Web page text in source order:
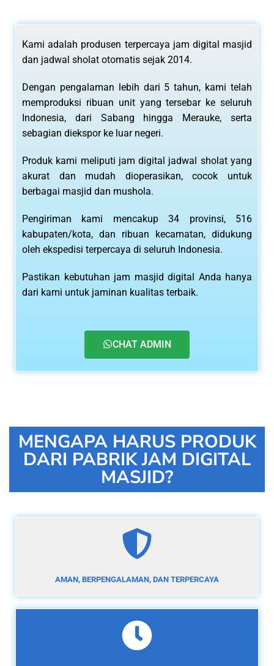
Kami adalah produsen terpercaya jam digital masjid
dan jadwal sholat otomatis sejak 2014.
Dengan pengalaman lebih dari 5 tahun, kami telah
memproduksi ribuan unit yang tersebar ke seluruh
Indonesia, dari Sabang hingga Merauke, serta
sebagian diekspor ke luar negeri.
Produk kami meliputi jam digital jadwal sholat yang
akurat dan mudah dioperasikan, cocok untuk
berbagai masjid dan mushola.
Pengiriman kami mencakup 34 provinsi, 516
kabupaten/kota, dan ribuan kecamatan, didukung
oleh ekspedisi terpercaya di seluruh Indonesia.
Pastikan kebutuhan jam masjid digital Anda hanya
dari kami untuk jaminan kualitas terbaik.
CHAT ADMIN
MENGAPA HARUS PRODUK
DARI PABRIK JAM DIGITAL
MASJID?
AMAN, BERPENGALAMAN, DAN TERPERCAYA